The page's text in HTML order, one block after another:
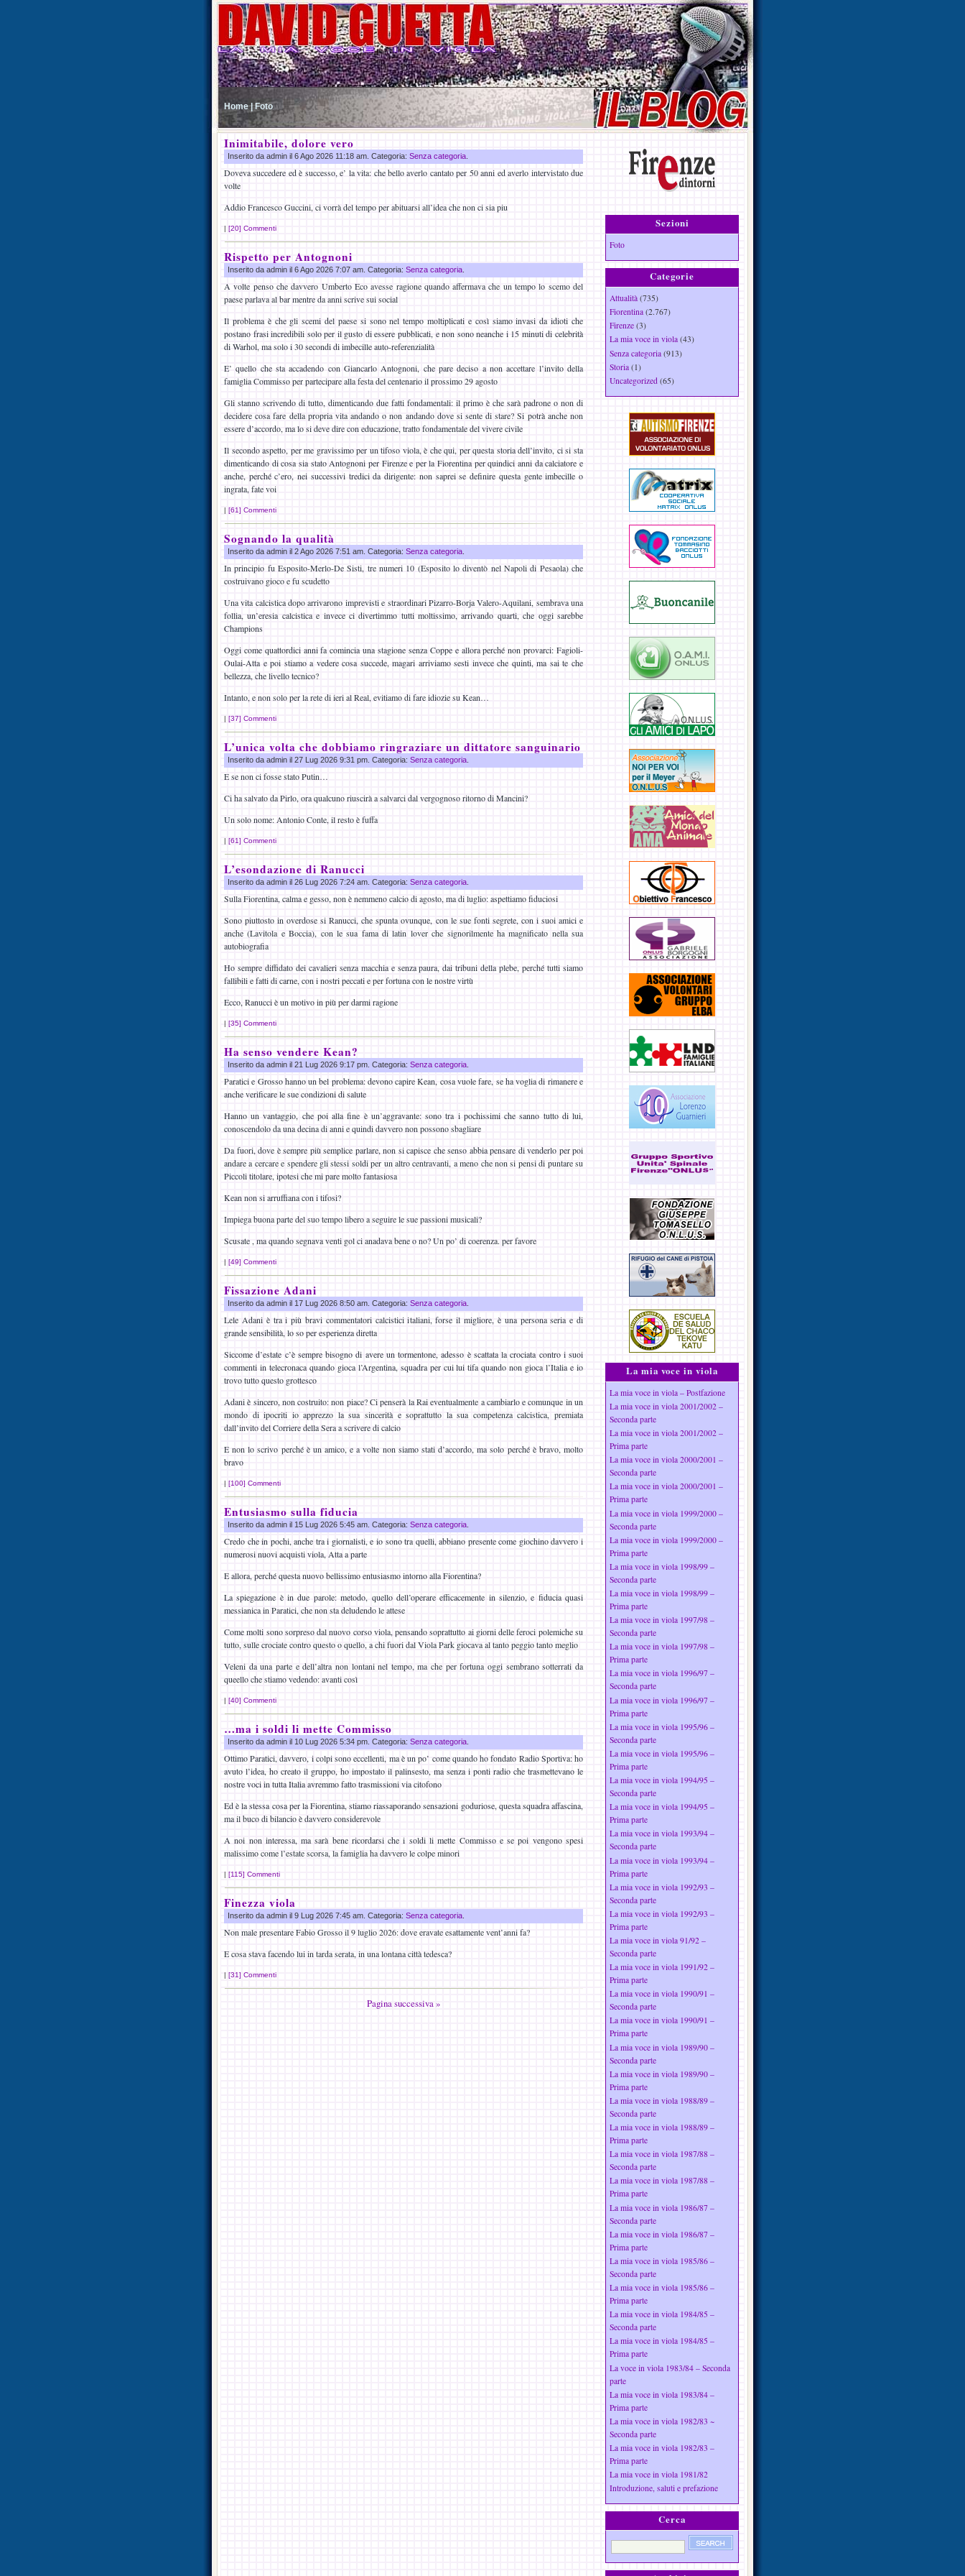
Home | Foto
Inimitabile, dolore vero
Inserito da admin il 6 Ago 2026 11:18 am. Categoria: Senza categoria
Doveva succedere ed è successo, e’ la vita: che bello averlo cantato per 50 anni ed averlo intervistato due
volte
Addio Francesco Guccini, ci vorrà del tempo per abituarsi all’idea che non ci sia piu
| [20] Commenti
Rispetto per Antognoni
Inserito da admin il 6 Ago 2026 7:07 am. Categoria: Senza categoria
A volte penso che davvero Umberto Eco avesse ragione quando affermava che un tempo lo scemo del
paese parlava al bar mentre da anni scrive sui social
Il problema è che gli scemi del paese si sono nel tempo moltiplicati e così siamo invasi da idioti che
postano frasi incredibili solo per il gusto di essere pubblicati, e non sono neanche i 15 minuti di celebrità
di Warhol, ma solo i 30 secondi di imbecille auto-referenzialità
E’ quello che sta accadendo con Giancarlo Antognoni, che pare deciso a non accettare l’invito della
famiglia Commisso per partecipare alla festa del centenario il prossimo 29 agosto
Gli stanno scrivendo di tutto, dimenticando due fatti fondamentali: il primo è che sarà padrone o non di
decidere cosa fare della propria vita andando o non andando dove si sente di stare? Si potrà anche non
essere d’accordo, ma lo si deve dire con educazione, tratto fondamentale del vivere civile
Il secondo aspetto, per me gravissimo per un tifoso viola, è che qui, per questa storia dell’invito, ci si sta
dimenticando di cosa sia stato Antognoni per Firenze e per la Fiorentina per quindici anni da calciatore e
anche, perché c’ero, nei successivi tredici da dirigente: non saprei se definire questa gente imbecille o
ingrata, fate voi
| [61] Commenti
Sognando la qualità
Inserito da admin il 2 Ago 2026 7:51 am. Categoria: Senza categoria
In principio fu Esposito-Merlo-De Sisti, tre numeri 10 (Esposito lo diventò nel Napoli di Pesaola) che
costruivano gioco e fu scudetto
Una vita calcistica dopo arrivarono imprevisti e straordinari Pizarro-Borja Valero-Aquilani, sembrava una
follia, un’eresia calcistica e invece ci divertimmo tutti moltissimo, arrivando quarti, che oggi sarebbe
Champions
Oggi come quattordici anni fa comincia una stagione senza Coppe e allora perché non provarci: Fagioli-
Oulai-Atta e poi stiamo a vedere cosa succede, magari arriviamo sesti invece che quinti, ma sai te che
bellezza, che livello tecnico?
Intanto, e non solo per la rete di ieri al Real, evitiamo di fare idiozie su Kean…
| [37] Commenti
L’unica volta che dobbiamo ringraziare un dittatore sanguinario
Inserito da admin il 27 Lug 2026 9:31 pm. Categoria: Senza categoria
E se non ci fosse stato Putin…
Ci ha salvato da Pirlo, ora qualcuno riuscirà a salvarci dal vergognoso ritorno di Mancini?
Un solo nome: Antonio Conte, il resto è fuffa
| [61] Commenti
L’esondazione di Ranucci
Inserito da admin il 26 Lug 2026 7:24 am. Categoria: Senza categoria
Sulla Fiorentina, calma e gesso, non è nemmeno calcio di agosto, ma di luglio: aspettiamo fiduciosi
Sono piuttosto in overdose si Ranucci, che spunta ovunque, con le sue fonti segrete, con i suoi amici e
anche (Lavitola e Boccia), con le sua fama di latin lover che signorilmente ha magnificato nella sua
autobiografia
Ho sempre diffidato dei cavalieri senza macchia e senza paura, dai tribuni della plebe, perché tutti siamo
fallibili e fatti di carne, con i nostri peccati e per fortuna con le nostre virtù
Ecco, Ranucci è un motivo in più per darmi ragione
| [35] Commenti
Ha senso vendere Kean?
Inserito da admin il 21 Lug 2026 9:17 pm. Categoria: Senza categoria
Paratici e Grosso hanno un bel problema: devono capire Kean, cosa vuole fare, se ha voglia di rimanere e
anche verificare le sue condizioni di salute
Hanno un vantaggio, che poi alla fine è un’aggravante: sono tra i pochissimi che sanno tutto di lui,
conoscendolo da una decina di anni e quindi davvero non possono sbagliare
Da fuori, dove è sempre più semplice parlare, non si capisce che senso abbia pensare di venderlo per poi
andare a cercare e spendere gli stessi soldi per un altro centravanti, a meno che non si pensi di puntare su
Piccoli titolare, ipotesi che mi pare molto fantasiosa
Kean non si arruffiana con i tifosi?
Impiega buona parte del suo tempo libero a seguire le sue passioni musicali?
Scusate , ma quando segnava venti gol ci anadava bene o no? Un po’ di coerenza. per favore
| [49] Commenti
Fissazione Adani
Inserito da admin il 17 Lug 2026 8:50 am. Categoria: Senza categoria
Lele Adani è tra i più bravi commentatori calcistici italiani, forse il migliore, è una persona seria e di
grande sensibilità, lo so per esperienza diretta
Siccome d’estate c’è sempre bisogno di avere un tormentone, adesso è scattata la crociata contro i suoi
commenti in telecronaca quando gioca l’Argentina, squadra per cui lui tifa quando non gioca l’Italia e io
trovo tutto questo grottesco
Adani è sincero, non costruito: non piace? Ci penserà la Rai eventualmente a cambiarlo e comunque in un
mondo di ipocriti io apprezzo la sua sincerità e soprattutto la sua competenza calcistica, premiata
dall’invito del Corriere della Sera a scrivere di calcio
E non lo scrivo perché è un amico, e a volte non siamo stati d’accordo, ma solo perché è bravo, molto
bravo
| [100] Commenti
Entusiasmo sulla fiducia
Inserito da admin il 15 Lug 2026 5:45 am. Categoria: Senza categoria
Credo che in pochi, anche tra i giornalisti, e io sono tra quelli, abbiano presente come giochino davvero i
numerosi nuovi acquisti viola, Atta a parte
E allora, perché questa nuovo bellissimo entusiasmo intorno alla Fiorentina?
La spiegazione è in due parole: metodo, quello dell’operare efficacemente in silenzio, e fiducia quasi
messianica in Paratici, che non sta deludendo le attese
Come molti sono sorpreso dal nuovo corso viola, pensando soprattutto ai giorni delle feroci polemiche su
tutto, sulle crociate contro questo o quello, a chi fuori dal Viola Park giocava al tanto peggio tanto meglio
Veleni da una parte e dell’altra non lontani nel tempo, ma che per fortuna oggi sembrano sotterrati da
queello che stiamo vedendo: avanti così
| [40] Commenti
…ma i soldi li mette Commisso
Inserito da admin il 10 Lug 2026 5:34 pm. Categoria: Senza categoria
Ottimo Paratici, davvero, i colpi sono eccellenti, ma è un po’ come quando ho fondato Radio Sportiva: ho
avuto l’idea, ho creato il gruppo, ho impostato il palinsesto, ma senza i ponti radio che trasmettevano le
nostre voci in tutta Italia avremmo fatto trasmissioni via citofono
Ed è la stessa cosa per la Fiorentina, stiamo riassaporando sensazioni goduriose, questa squadra affascina,
ma il buco di bilancio è davvero considerevole
A noi non interessa, ma sarà bene ricordarsi che i soldi li mette Commisso e se poi vengono spesi
malissimo come l’estate scorsa, la famiglia ha davvero le colpe minori
| [115] Commenti
Finezza viola
Inserito da admin il 9 Lug 2026 7:45 am. Categoria: Senza categoria
Non male presentare Fabio Grosso il 9 luglio 2026: dove eravate esattamente vent’anni fa?
E cosa stava facendo lui in tarda serata, in una lontana città tedesca?
| [31] Commenti
Pagina successiva »
Sezioni
Foto
Categorie
Attualità (735)
Fiorentina (2.767)
Firenze (3)
La mia voce in viola (43)
Senza categoria (913)
Storia (1)
Uncategorized (65)
La mia voce in viola
La mia voce in viola – Postfazione
La mia voce in viola 2001/2002 –
Seconda parte
La mia voce in viola 2001/2002 –
Prima parte
La mia voce in viola 2000/2001 –
Seconda parte
La mia voce in viola 2000/2001 –
Prima parte
La mia voce in viola 1999/2000 –
Seconda parte
La mia voce in viola 1999/2000 –
Prima parte
La mia voce in viola 1998/99 –
Seconda parte
La mia voce in viola 1998/99 –
Prima parte
La mia voce in viola 1997/98 –
Seconda parte
La mia voce in viola 1997/98 –
Prima parte
La mia voce in viola 1996/97 –
Seconda parte
La mia voce in viola 1996/97 –
Prima parte
La mia voce in viola 1995/96 –
Seconda parte
La mia voce in viola 1995/96 –
Prima parte
La mia voce in viola 1994/95 –
Seconda parte
La mia voce in viola 1994/95 –
Prima parte
La mia voce in viola 1993/94 –
Seconda parte
La mia voce in viola 1993/94 –
Prima parte
La mia voce in viola 1992/93 –
Seconda parte
La mia voce in viola 1992/93 –
Prima parte
La mia voce in viola 91/92 –
Seconda parte
La mia voce in viola 1991/92 –
Prima parte
La mia voce in viola 1990/91 –
Seconda parte
La mia voce in viola 1990/91 –
Prima parte
La mia voce in viola 1989/90 –
Seconda parte
La mia voce in viola 1989/90 –
Prima parte
La mia voce in viola 1988/89 –
Seconda parte
La mia voce in viola 1988/89 –
Prima parte
La mia voce in viola 1987/88 –
Seconda parte
La mia voce in viola 1987/88 –
Prima parte
La mia voce in viola 1986/87 –
Seconda parte
La mia voce in viola 1986/87 –
Prima parte
La mia voce in viola 1985/86 –
Seconda parte
La mia voce in viola 1985/86 –
Prima parte
La mia voce in viola 1984/85 –
Seconda parte
La mia voce in viola 1984/85 –
Prima parte
La voce in viola 1983/84 – Seconda
parte
La mia voce in viola 1983/84 –
Prima parte
La mia voce in viola 1982/83 ~
Seconda parte
La mia voce in viola 1982/83 –
Prima parte
La mia voce in viola 1981/82
Introduzione, saluti e prefazione
Cerca